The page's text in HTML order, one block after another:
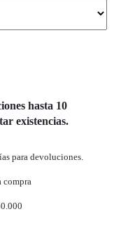
hasta 10
existencias.
para devoluciones.
compra